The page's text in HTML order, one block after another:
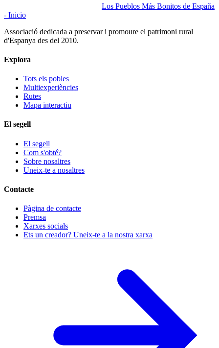
Los Pueblos Más Bonitos de España
- Inicio
Associació dedicada a preservar i promoure el patrimoni rural
d'Espanya des del 2010.
Explora
Tots els pobles
Multiexperiències
Rutes
Mapa interactiu
El segell
El segell
Com s'obté?
Sobre nosaltres
Uneix-te a nosaltres
Contacte
Pàgina de contacte
Premsa
Xarxes socials
Ets un creador? Uneix-te a la nostra xarxa